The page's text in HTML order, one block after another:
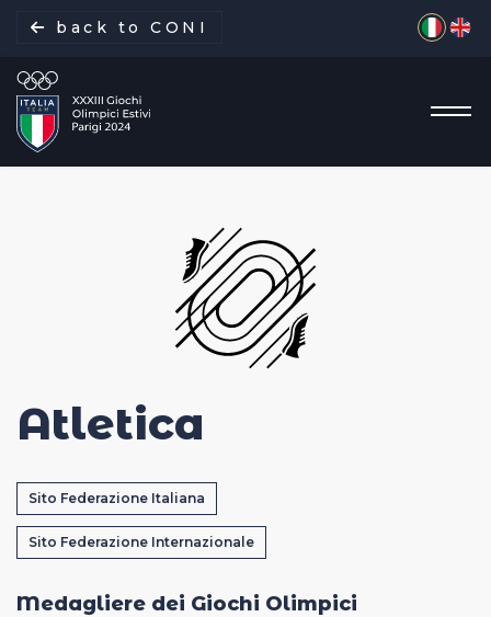
back to CONI
Italia Team
Gare
Casa Italia
Atletica
Sito Federazione Italiana
Sito Federazione Internazionale
Medagliere dei Giochi Olimpici